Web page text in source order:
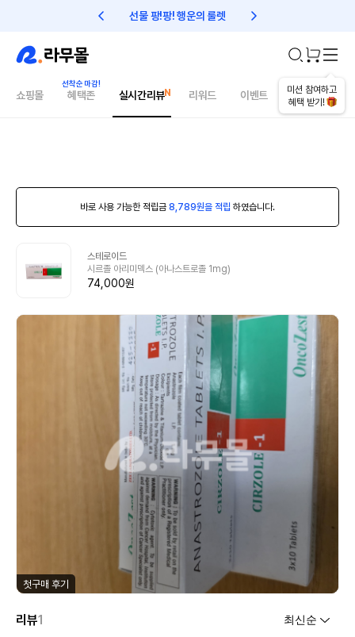
선물 팡!팡! 행운의 룰렛 친구초대 1만원 리워드!
미션 참여하고
혜택 받기!
쇼핑몰 혜택존 실시간리뷰 리워드 이벤트 건강매거진
바로 사용 가능한 적립금 8,789원을 적립 하였습니다.
스테로이드
시르졸 아리미덱스 (아나스트로졸 1mg)
74,000원
첫구매 후기
리뷰1